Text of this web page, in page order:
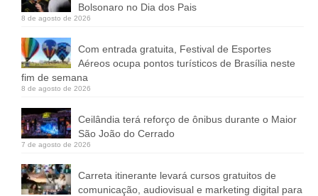
Bolsonaro no Dia dos Pais
8 de agosto de 2026
Com entrada gratuita, Festival de Esportes
Aéreos ocupa pontos turísticos de Brasília neste
fim de semana
8 de agosto de 2026
Ceilândia terá reforço de ônibus durante o Maior
São João do Cerrado
7 de agosto de 2026
Carreta itinerante levará cursos gratuitos de
comunicação, audiovisual e marketing digital para